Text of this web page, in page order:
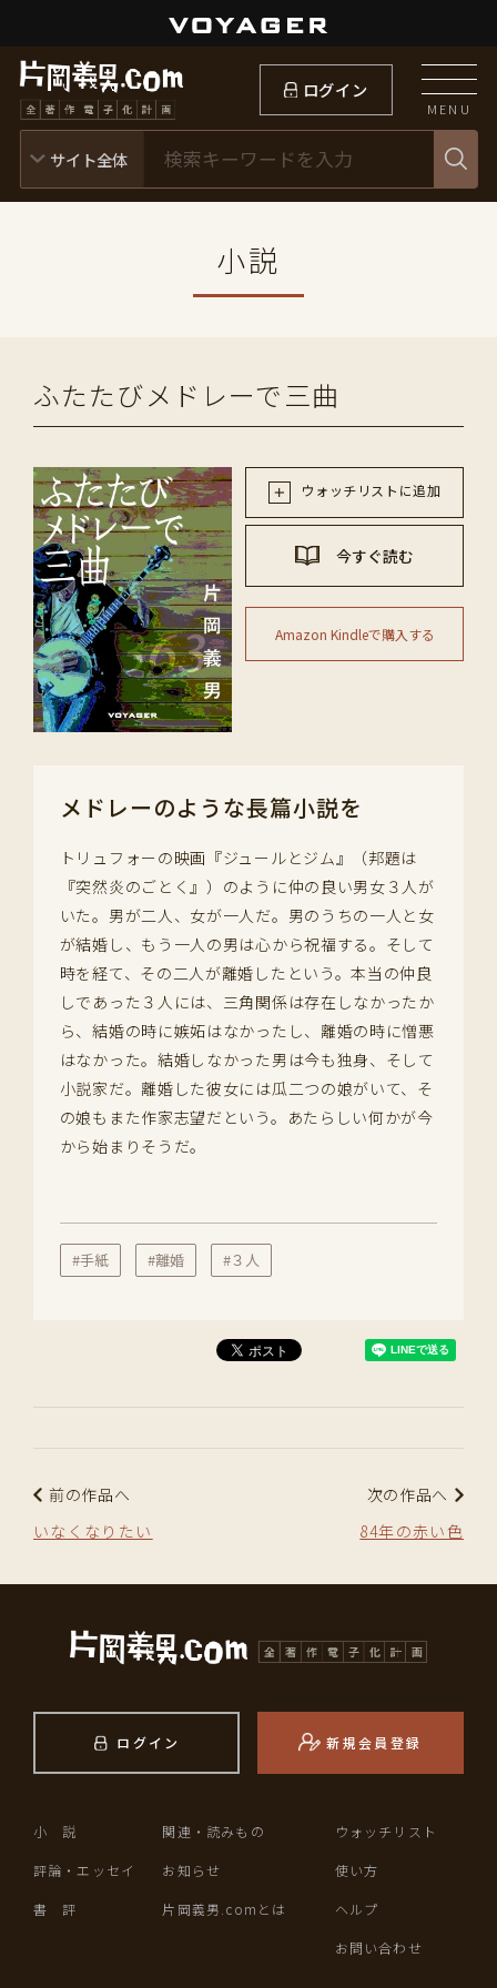
ログイン
MENU
小説
ふたたびメドレーで三曲
ウォッチリストに追加
今すぐ読む
Amazon Kindleで購入する
メドレーのような長篇小説を
トリュフォーの映画『ジュールとジム』（邦題は
『突然炎のごとく』）のように仲の良い男女３人が
いた。男が二人、女が一人だ。男のうちの一人と女
が結婚し、もう一人の男は心から祝福する。そして
時を経て、その二人が離婚したという。本当の仲良
しであった３人には、三角関係は存在しなかったか
ら、結婚の時に嫉妬はなかったし、離婚の時に憎悪
はなかった。結婚しなかった男は今も独身、そして
小説家だ。離婚した彼女には瓜二つの娘がいて、そ
の娘もまた作家志望だという。あたらしい何かが今
から始まりそうだ。
#手紙 #離婚 #３人
前の作品へ
いなくなりたい
次の作品へ
84年の赤い色
ログイン 新規会員登録
小 説
評論・エッセイ
書 評
関連・読みもの
お知らせ
片岡義男.comとは
ウォッチリスト
使い方
ヘルプ
お問い合わせ